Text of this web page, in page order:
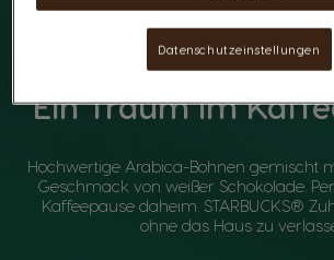
Ein Traum im
Hochwertige Arabica-Bohnen gemischt
Geschmack von weißer Schokolade.
Kaffeepause daheim. STARBUCKS®
ohne das Haus zu
Datenschutzeinstellungen